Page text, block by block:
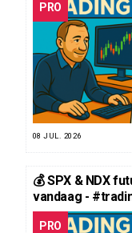
PRO
08 JUL. 2026
💰 SPX & NDX
vandaag -
PRO